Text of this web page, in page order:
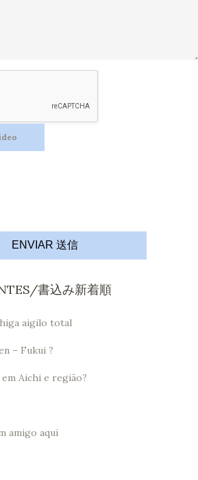
ENVIAR 送信
書込み新着順
aigilo total
– Fukui ?
Aichi e região?
amigo aqui